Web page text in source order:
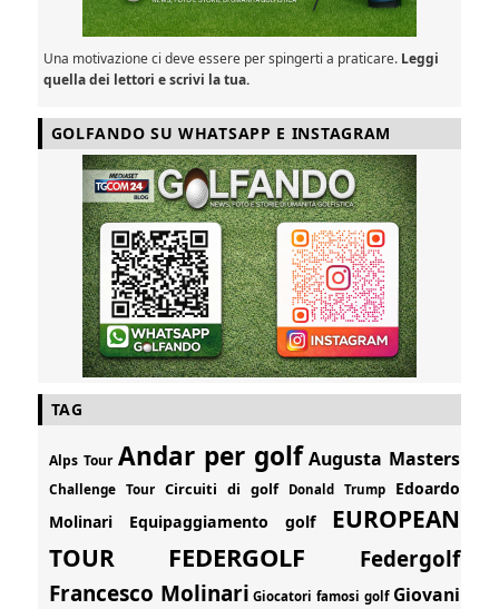
Una motivazione ci deve essere per spingerti a praticare. Leggi
quella dei lettori e scrivi la tua.
GOLFANDO SU WHATSAPP E INSTAGRAM
TAG
Alps Tour Andar per golf Augusta Masters
Challenge Tour Circuiti di golf Donald Trump
Edoardo
Molinari
Equipaggiamento golf
EUROPEAN
TOUR
FEDERGOLF Federgolf
Francesco Molinari Giocatori famosi golf Giovani